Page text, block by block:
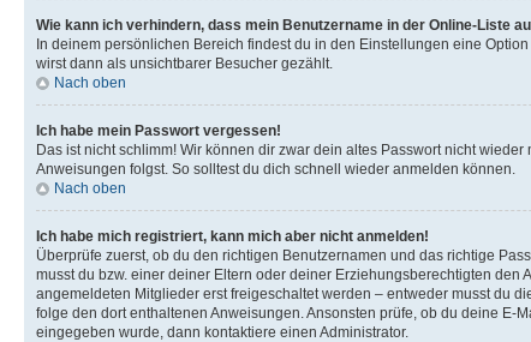
Wie kann ich verhindern, dass mein Benutzername in der Online-Liste
In deinem persönlichen Bereich findest du in den Einstellungen eine
wirst dann als unsichtbarer Besucher gezählt.
Nach oben
Ich habe mein Passwort vergessen!
Das ist nicht schlimm! Wir können dir zwar dein altes Passwort nicht
Anweisungen folgst. So solltest du dich schnell wieder anmelden können.
Nach oben
Ich habe mich registriert, kann mich aber nicht anmelden!
Überprüfe zuerst, ob du den richtigen Benutzernamen und das richtige
musst du bzw. einer deiner Eltern oder deiner Erziehungsberechtigten
angemeldeten Mitglieder erst freigeschaltet werden – entweder musst du
folge den dort enthaltenen Anweisungen. Ansonsten prüfe, ob du deine
eingegeben wurde, dann kontaktiere einen Administrator.